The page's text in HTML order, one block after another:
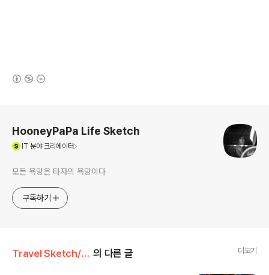
HooneyPaPa Life Sketch
IT 분야 크리에이터
모든 욕망은 타자의 욕망이다
구독하기
Travel Sketch/Korea 의 다른 글 더보기